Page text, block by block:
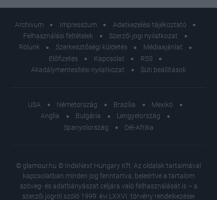
Archívum Impresszum
Adatkezelési tájékoztató
Felhasználási feltételek
Szerzői jogi nyilatkozat
Rólunk
Szerkesztőségi küldetés
Médiaajánlat
Előfizetés
Kapcsolat
RSS
Akadálymentesítési nyilatkozat
Süti beállítások
USA Németország Brazília
Mexikó
Anglia
Bulgária
Lengyelország
Spanyolország
Dél-Afrika
© glamour.hu © IndaNext Hungary Kft. Az oldalak tartalmával
kapcsolatban minden jog fenntartva, beleértve a tartalom
szöveg- és adatbányászat céljára való felhasználását is – a
szerzői jogról szóló 1999. évi LXXVI. törvény rendelkezései